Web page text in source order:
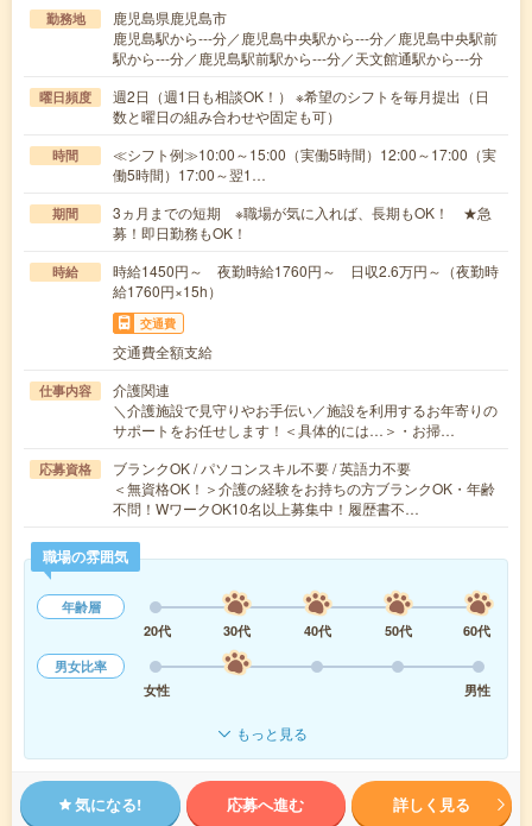
勤務地
鹿児島県鹿児島市
鹿児島駅から---分／鹿児島中央駅から---分／鹿児島中央駅前
駅から---分／鹿児島駅前駅から---分／天文館通駅から---分
曜日頻度
週2日（週1日も相談OK！） ※希望のシフトを毎月提出（日
数と曜日の組み合わせや固定も可）
時間
≪シフト例≫10:00～15:00（実働5時間）12:00～17:00（実
働5時間）17:00～翌1…
期間
3ヵ月までの短期 ※職場が気に入れば、長期もOK！ ★急
募！即日勤務もOK！
時給
時給1450円～ 夜勤時給1760円～ 日収2.6万円～（夜勤時
給1760円×15h）
交通費
交通費全額支給
仕事内容
介護関連
＼介護施設で見守りやお手伝い／施設を利用するお年寄りの
サポートをお任せします！＜具体的には…＞・お掃…
応募資格
ブランクOK / パソコンスキル不要 / 英語力不要
＜無資格OK！＞介護の経験をお持ちの方ブランクOK・年齢
不問！WワークOK10名以上募集中！履歴書不…
職場の雰囲気
年齢層
20代
30代 40代 50代
60代
男女比率
女性
男性
もっと見る
気になる! 応募へ進む 詳しく見る